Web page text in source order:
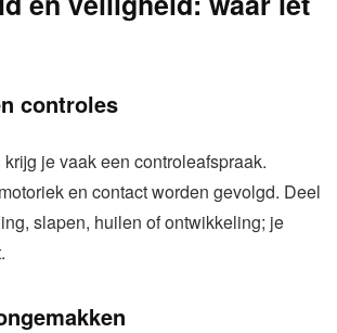
controles
je vaak een controleafspraak.
en contact worden gevolgd. Deel
slapen, huilen of ontwikkeling; je